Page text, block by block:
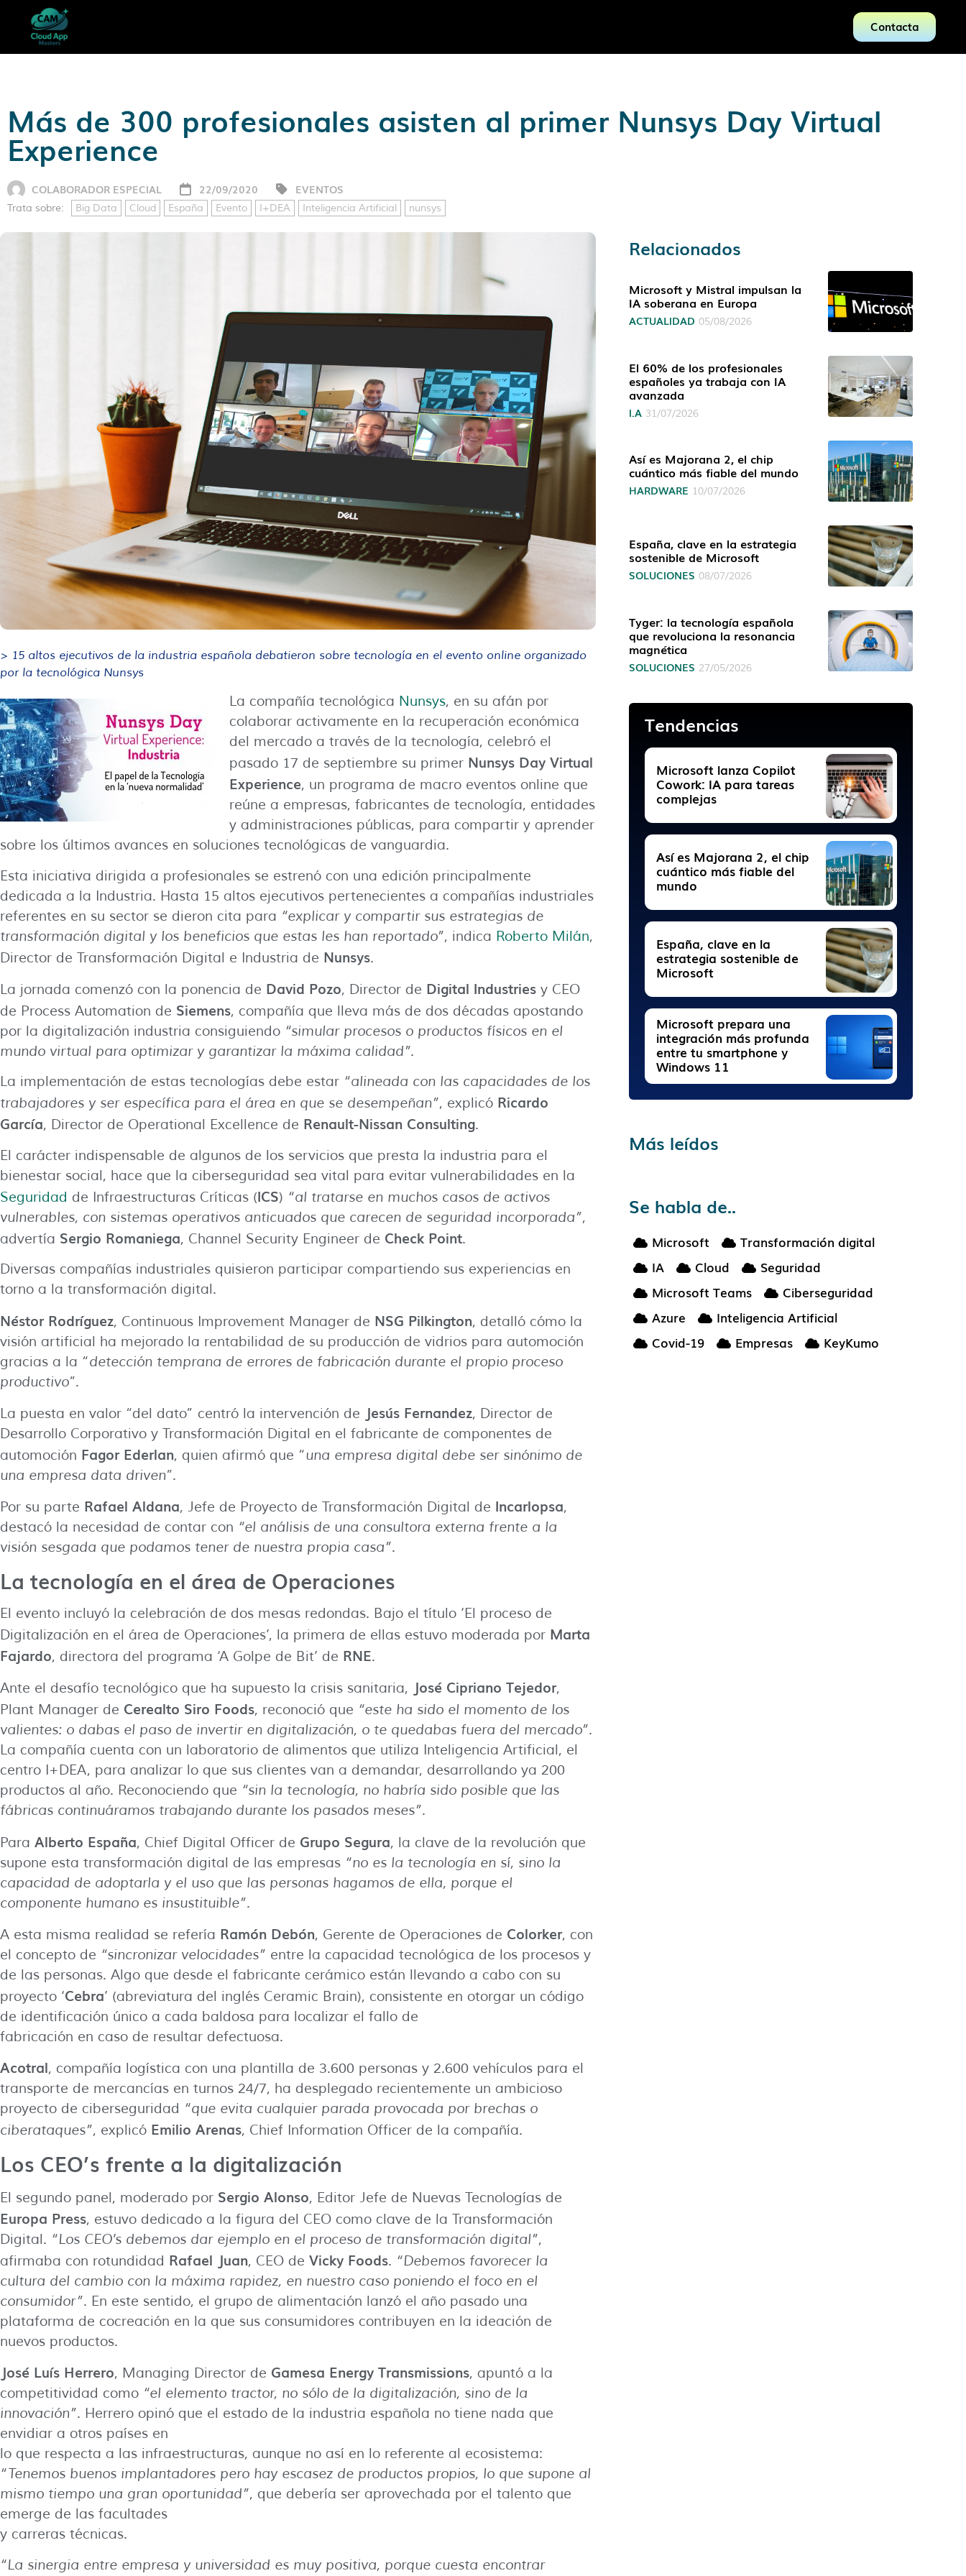
Contacta
Más de 300 profesionales asisten al primer Nunsys Day Virtual
Experience
COLABORADOR ESPECIAL 22/09/2020 EVENTOS
Trata sobre: Big Data Cloud España Evento I+DEA Inteligencia Artificial nunsys
> 15 altos ejecutivos de la industria española debatieron sobre tecnología en el evento online organizado
por la tecnológica Nunsys
La compañía tecnológica Nunsys, en su afán por
colaborar activamente en la recuperación económica
del mercado a través de la tecnología, celebró el
pasado 17 de septiembre su primer Nunsys Day Virtual
Experience, un programa de macro eventos online que
reúne a empresas, fabricantes de tecnología, entidades
y administraciones públicas, para compartir y aprender
sobre los últimos avances en soluciones tecnológicas de vanguardia.
Esta iniciativa dirigida a profesionales se estrenó con una edición principalmente
dedicada a la Industria. Hasta 15 altos ejecutivos pertenecientes a compañías industriales
referentes en su sector se dieron cita para “explicar y compartir sus estrategias de
transformación digital y los beneficios que estas les han reportado”, indica Roberto Milán,
Director de Transformación Digital e Industria de Nunsys.
La jornada comenzó con la ponencia de David Pozo, Director de Digital Industries y CEO
de Process Automation de Siemens, compañía que lleva más de dos décadas apostando
por la digitalización industria consiguiendo “simular procesos o productos físicos en el
mundo virtual para optimizar y garantizar la máxima calidad”.
La implementación de estas tecnologías debe estar “alineada con las capacidades de los
trabajadores y ser específica para el área en que se desempeñan”, explicó Ricardo
García, Director de Operational Excellence de Renault-Nissan Consulting.
El carácter indispensable de algunos de los servicios que presta la industria para el
bienestar social, hace que la ciberseguridad sea vital para evitar vulnerabilidades en la
Seguridad de Infraestructuras Críticas (ICS) “al tratarse en muchos casos de activos
vulnerables, con sistemas operativos anticuados que carecen de seguridad incorporada”,
advertía Sergio Romaniega, Channel Security Engineer de Check Point.
Diversas compañías industriales quisieron participar compartiendo sus experiencias en
torno a la transformación digital.
Néstor Rodríguez, Continuous Improvement Manager de NSG Pilkington, detalló cómo la
visión artificial ha mejorado la rentabilidad de su producción de vidrios para automoción
gracias a la “detección temprana de errores de fabricación durante el propio proceso
productivo”.
La puesta en valor “del dato” centró la intervención de Jesús Fernandez, Director de
Desarrollo Corporativo y Transformación Digital en el fabricante de componentes de
automoción Fagor Ederlan, quien afirmó que “una empresa digital debe ser sinónimo de
una empresa data driven”.
Por su parte Rafael Aldana, Jefe de Proyecto de Transformación Digital de Incarlopsa,
destacó la necesidad de contar con “el análisis de una consultora externa frente a la
visión sesgada que podamos tener de nuestra propia casa”.
La tecnología en el área de Operaciones
El evento incluyó la celebración de dos mesas redondas. Bajo el título ‘El proceso de
Digitalización en el área de Operaciones’, la primera de ellas estuvo moderada por Marta
Fajardo, directora del programa ‘A Golpe de Bit’ de RNE.
Ante el desafío tecnológico que ha supuesto la crisis sanitaria, José Cipriano Tejedor,
Plant Manager de Cerealto Siro Foods, reconoció que “este ha sido el momento de los
valientes: o dabas el paso de invertir en digitalización, o te quedabas fuera del mercado”.
La compañía cuenta con un laboratorio de alimentos que utiliza Inteligencia Artificial, el
centro I+DEA, para analizar lo que sus clientes van a demandar, desarrollando ya 200
productos al año. Reconociendo que “sin la tecnología, no habría sido posible que las
fábricas continuáramos trabajando durante los pasados meses”.
Para Alberto España, Chief Digital Officer de Grupo Segura, la clave de la revolución que
supone esta transformación digital de las empresas “no es la tecnología en sí, sino la
capacidad de adoptarla y el uso que las personas hagamos de ella, porque el
componente humano es insustituible”.
A esta misma realidad se refería Ramón Debón, Gerente de Operaciones de Colorker, con
el concepto de “sincronizar velocidades” entre la capacidad tecnológica de los procesos y
de las personas. Algo que desde el fabricante cerámico están llevando a cabo con su
proyecto ‘Cebra’ (abreviatura del inglés Ceramic Brain), consistente en otorgar un código
de identificación único a cada baldosa para localizar el fallo de
fabricación en caso de resultar defectuosa.
Acotral, compañía logística con una plantilla de 3.600 personas y 2.600 vehículos para el
transporte de mercancías en turnos 24/7, ha desplegado recientemente un ambicioso
proyecto de ciberseguridad “que evita cualquier parada provocada por brechas o
ciberataques”, explicó Emilio Arenas, Chief Information Officer de la compañía.
Los CEO’s frente a la digitalización
El segundo panel, moderado por Sergio Alonso, Editor Jefe de Nuevas Tecnologías de
Europa Press, estuvo dedicado a la figura del CEO como clave de la Transformación
Digital. “Los CEO’s debemos dar ejemplo en el proceso de transformación digital”,
afirmaba con rotundidad Rafael Juan, CEO de Vicky Foods. “Debemos favorecer la
cultura del cambio con la máxima rapidez, en nuestro caso poniendo el foco en el
consumidor”. En este sentido, el grupo de alimentación lanzó el año pasado una
plataforma de cocreación en la que sus consumidores contribuyen en la ideación de
nuevos productos.
José Luís Herrero, Managing Director de Gamesa Energy Transmissions, apuntó a la
competitividad como “el elemento tractor, no sólo de la digitalización, sino de la
innovación”. Herrero opinó que el estado de la industria española no tiene nada que
envidiar a otros países en
lo que respecta a las infraestructuras, aunque no así en lo referente al ecosistema:
“Tenemos buenos implantadores pero hay escasez de productos propios, lo que supone al
mismo tiempo una gran oportunidad”, que debería ser aprovechada por el talento que
emerge de las facultades
y carreras técnicas.
“La sinergia entre empresa y universidad es muy positiva, porque cuesta encontrar
Relacionados
Microsoft y Mistral impulsan la
IA soberana en Europa
ACTUALIDAD 05/08/2026
El 60% de los profesionales
españoles ya trabaja con IA
avanzada
I.A 31/07/2026
Así es Majorana 2, el chip
cuántico más fiable del mundo
HARDWARE 10/07/2026
España, clave en la estrategia
sostenible de Microsoft
SOLUCIONES 08/07/2026
Tyger: la tecnología española
que revoluciona la resonancia
magnética
SOLUCIONES 27/05/2026
Tendencias
Microsoft lanza Copilot
Cowork: IA para tareas
complejas
Así es Majorana 2, el chip
cuántico más fiable del
mundo
España, clave en la
estrategia sostenible de
Microsoft
Microsoft prepara una
integración más profunda
entre tu smartphone y
Windows 11
Más leídos
Se habla de..
Microsoft
Transformación digital
IA
Cloud
Seguridad
Microsoft Teams
Ciberseguridad
Azure
Inteligencia Artificial
Covid-19
Empresas KeyKumo